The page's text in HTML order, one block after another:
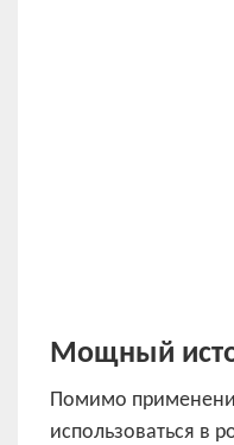
Мощный
Помимо
использоваться в